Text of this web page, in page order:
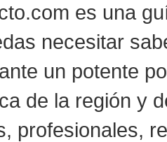
es una
necesitar
un potente
de la región y
profesionales,